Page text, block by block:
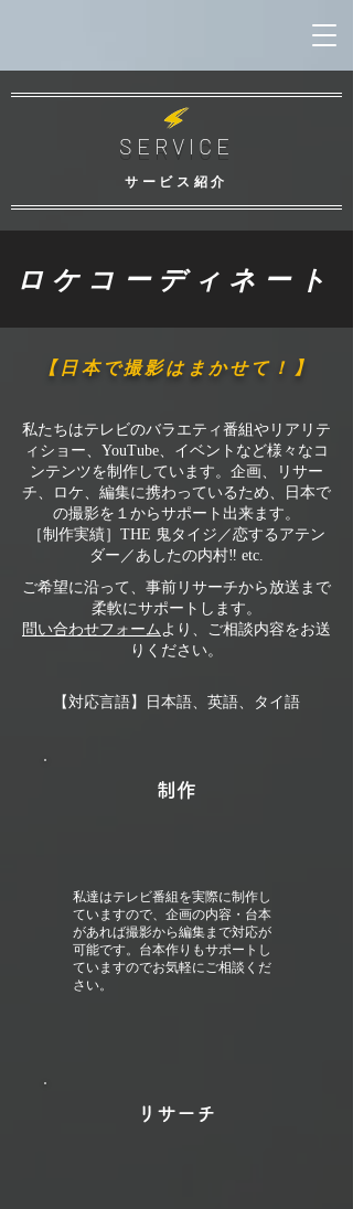
SERVICE
サービス紹介
ロケコーディネート
【日本で撮影はまかせて！】
私たちはテレビのバラエティ番組やリアリテ
ィショー、YouTube、イベントなど様々なコ
ンテンツを制作しています。企画、リサー
チ、ロケ、編集に携わっているため、日本で
の撮影を１からサポート出来ます。
［制作実績］THE 鬼タイジ／恋するアテン
ダー／あしたの内村‼ etc.
ご希望に沿って、事前リサーチから放送まで
柔軟にサポートします。
問い合わせフォームより、ご相談内容をお送
りください。
【対応言語】日本語、英語、タイ語
制作
私達はテレビ番組を実際に制作し
ていますので、企画の内容・台本
があれば撮影から編集まで対応が
可能です。台本作りもサポートし
ていますのでお気軽にご相談くだ
さい。
リサーチ